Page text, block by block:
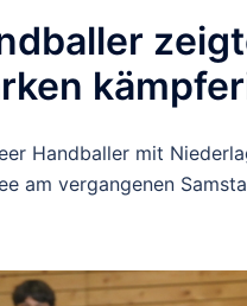
Handballer mit
am vergangenen